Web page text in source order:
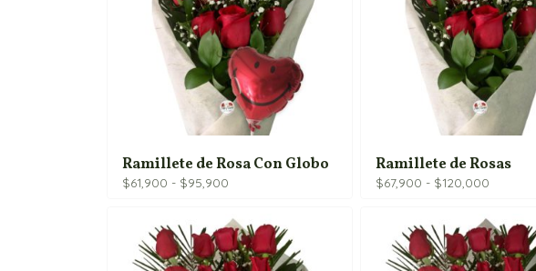
Ramillete de Rosa Con Globo
$61,900 - $95,900
precios:
desde
$61,900
Ramillete de Rosas
$67,900 - $120,000Rango
precios:
desde
$67,900